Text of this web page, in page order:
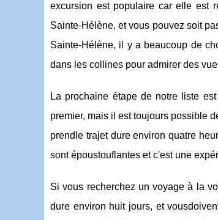
excursion est populaire car elle est
Sainte-Hélène, et vous pouvez soit
Sainte-Hélène, il y a beaucoup de
dans les collines pour admirer des
La prochaine étape de notre liste
premier, mais il est toujours possible
prendle trajet dure environ quatre
sont époustouflantes et c'est une
Si vous recherchez un voyage à la
dure environ huit jours, et